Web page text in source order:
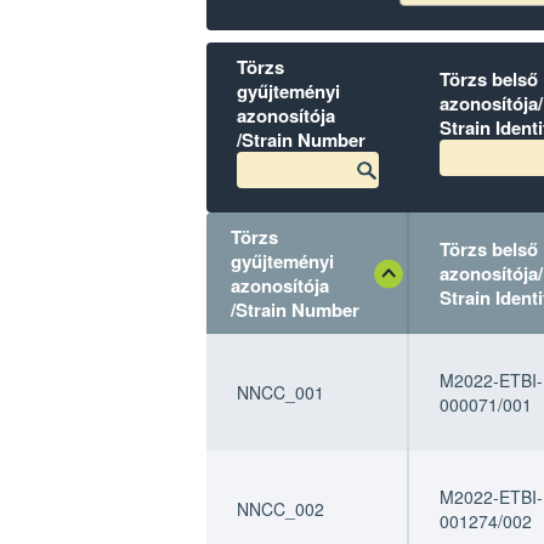
Törzs
gyűjteményi
azonosítója
/Strain Number
Törzs belső
azonosítója/
Strain
Törzs
gyűjteményi
azonosítója
/Strain Number
Törzs belső
azonosítója/
Strain
azonosítója
azonosítója/
Strain
azonosítója
azonosítója/
Strain
NNCC_001
M2022-ETBI-
000071/001
NNCC_002
M2022-ETBI-
001274/002